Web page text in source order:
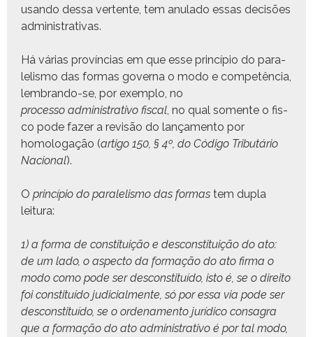
usan­do dessa ver­tente, tem anu­la­do essas decisões
administrativas.
Há várias provín­cias em que esse princí­pio do para­
lelis­mo das for­mas gov­er­na o modo e com­petên­cia,
lem­bran­do-se, por exem­p­lo, no
proces­so admin­is­tra­ti­vo fis­cal , no qual somente o fis­
co pode faz­er a revisão do lança­men­to por
homolo­gação (arti­go 150, § 4º, do Códi­go Trib­utário
Nacional).
O princí­pio do para­lelis­mo das for­mas tem dupla
leitura:
1) a for­ma de con­sti­tu­ição e descon­sti­tu­ição do ato:
de um lado, o aspec­to da for­mação do ato fir­ma o
modo como pode ser descon­sti­tuí­do, isto é, se o dire­ito
foi con­sti­tuí­do judi­cial­mente, só por essa via pode ser
descon­sti­tuí­do, se o orde­na­men­to jurídi­co con­sagra
que a for­mação do ato admin­is­tra­ti­vo é por tal modo,